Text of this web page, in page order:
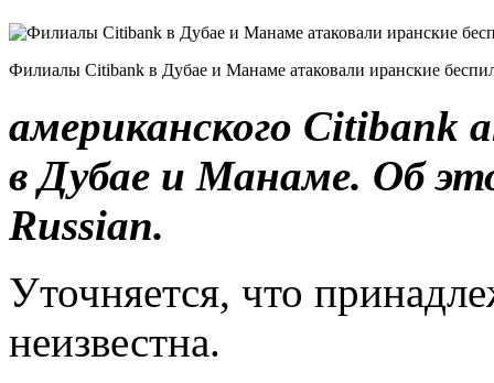
Филиалы Citibank в Дубае и Манаме атаковали иранские
американского Citibank
в Дубае и Манаме. Об
Russian.
Уточняется, что
неизвестна.